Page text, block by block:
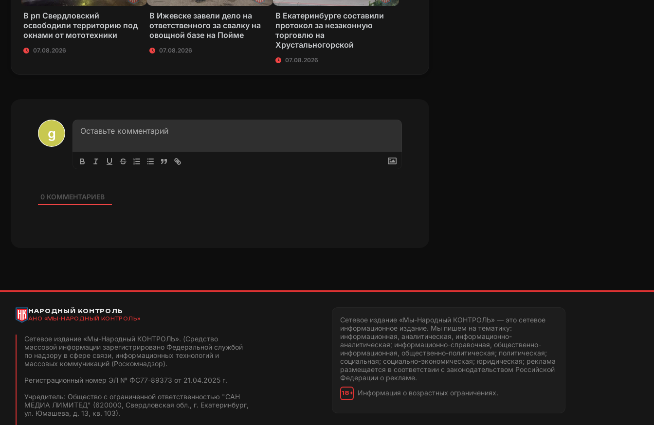
В рп Свердловский
освободили территорию под
окнами от мототехники
07.08.2026
В Ижевске завели дело на
ответственного за свалку на
овощной базе на Пойме
07.08.2026
В Екатеринбурге составили
протокол за незаконную
торговлю на
Хрустальногорской
07.08.2026
0КОММЕНТАРИЕВ
НАРОДНЫЙ КОНТРОЛЬ
АНО «МЫ-НАРОДНЫЙ КОНТРОЛЬ»
Сетевое издание «Мы-Народный КОНТРОЛЬ». (Средство
массовой информации зарегистрировано Федеральной службой
по надзору в сфере связи, информационных технологий и
массовых коммуникаций (Роскомнадзор).
Регистрационный номер ЭЛ № ФС77-89373 от 21.04.2025 г.
Учредитель: Общество с ограниченной ответственностью "САН
МЕДИА ЛИМИТЕД" (620000, Свердловская обл., г. Екатеринбург,
ул. Юмашева, д. 13, кв. 103).
Сетевое издание «Мы-Народный КОНТРОЛЬ» — это сетевое
информационное издание. Мы пишем на тематику:
информационная, аналитическая, информационно-
аналитическая; информационно-справочная, общественно-
информационная, общественно-политическая; политическая;
социальная; социально-экономическая; юридическая; реклама
размещается в соответствии с законодательством Российской
Федерации о рекламе.
18+ Информация о возрастных ограничениях.